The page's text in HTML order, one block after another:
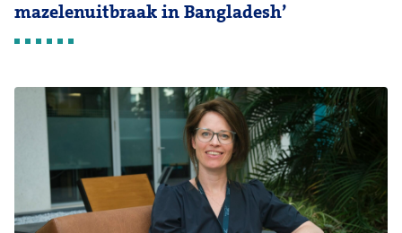
mazelenuitbraak in Bangladesh’